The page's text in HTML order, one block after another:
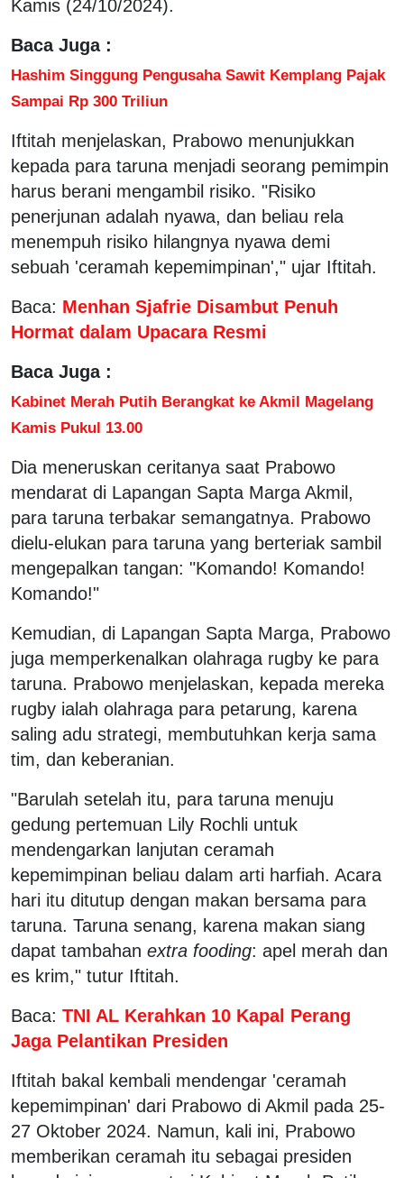
Kamis (24/10/2024).
Baca Juga :
Hashim Singgung Pengusaha Sawit Kemplang Pajak
Sampai Rp 300 Triliun
Iftitah menjelaskan, Prabowo menunjukkan
kepada para taruna menjadi seorang pemimpin
harus berani mengambil risiko. "Risiko
penerjunan adalah nyawa, dan beliau rela
menempuh risiko hilangnya nyawa demi
sebuah 'ceramah kepemimpinan'," ujar Iftitah.
Baca: Menhan Sjafrie Disambut Penuh
Hormat dalam Upacara Resmi
Baca Juga :
Kabinet Merah Putih Berangkat ke Akmil Magelang
Kamis Pukul 13.00
Dia meneruskan ceritanya saat Prabowo
mendarat di Lapangan Sapta Marga Akmil,
para taruna terbakar semangatnya. Prabowo
dielu-elukan para taruna yang berteriak sambil
mengepalkan tangan: "Komando! Komando!
Komando!"
Kemudian, di Lapangan Sapta Marga, Prabowo
juga memperkenalkan olahraga rugby ke para
taruna. Prabowo menjelaskan, kepada mereka
rugby ialah olahraga para petarung, karena
saling adu strategi, membutuhkan kerja sama
tim, dan keberanian.
"Barulah setelah itu, para taruna menuju
gedung pertemuan Lily Rochli untuk
mendengarkan lanjutan ceramah
kepemimpinan beliau dalam arti harfiah. Acara
hari itu ditutup dengan makan bersama para
taruna. Taruna senang, karena makan siang
dapat tambahan extra fooding: apel merah dan
es krim," tutur Iftitah.
Baca: TNI AL Kerahkan 10 Kapal Perang
Jaga Pelantikan Presiden
Iftitah bakal kembali mendengar 'ceramah
kepemimpinan' dari Prabowo di Akmil pada 25-
27 Oktober 2024. Namun, kali ini, Prabowo
memberikan ceramah itu sebagai presiden